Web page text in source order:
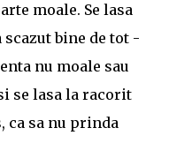
moale. Se lasa
scazut bine de tot -
nu moale sau
se lasa la racorit
ca sa nu prinda